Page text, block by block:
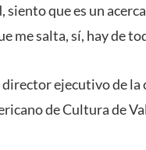
siento que es un
me salta, sí, hay de
ejecutivo de la
de Cultura de